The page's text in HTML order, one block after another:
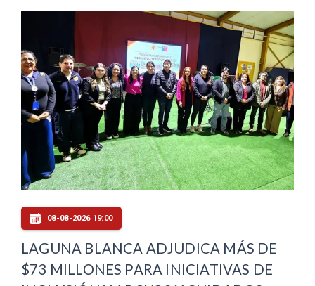
08-08-2026 19:00
LAGUNA BLANCA ADJUDICA MÁS DE
$73 MILLONES PARA INICIATIVAS DE